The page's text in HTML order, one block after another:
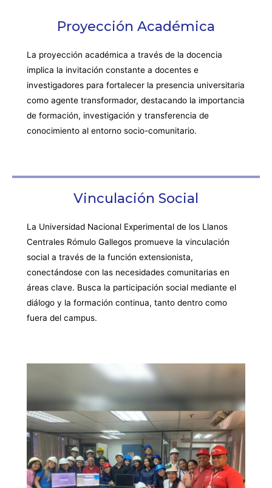
Proyección Académica
La proyección académica a través de la docencia
implica la invitación constante a docentes e
investigadores para fortalecer la presencia universitaria
como agente transformador, destacando la importancia
de formación, investigación y transferencia de
conocimiento al entorno socio-comunitario.
Vinculación Social
La Universidad Nacional Experimental de los Llanos
Centrales Rómulo Gallegos promueve la vinculación
social a través de la función extensionista,
conectándose con las necesidades comunitarias en
áreas clave. Busca la participación social mediante el
diálogo y la formación continua, tanto dentro como
fuera del campus.